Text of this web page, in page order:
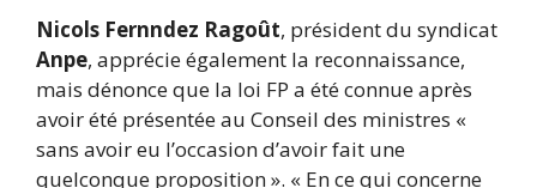
Nicols Fernndez Ragoût, président du syndicat
Anpe, apprécie également la reconnaissance,
mais dénonce que la loi FP a été connue après
avoir été présentée au Conseil des ministres «
sans avoir eu l’occasion d’avoir fait une
quelconque proposition ». « En ce qui concerne